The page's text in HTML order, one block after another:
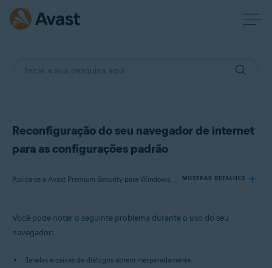
Reconfiguração do seu navegador de internet
para as configurações padrão
Aplica-se a Avast Premium Security para Windows, Avast Free Antivirus para Windows MOSTRAR DETALHES
Produtos:
Você pode notar o seguinte problema durante o uso do seu
navegador:
Janelas e caixas de diálogos abrem inesperadamente.